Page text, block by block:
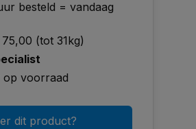
besteld = vandaag
(tot 31kg)
op voorraad
dit product?